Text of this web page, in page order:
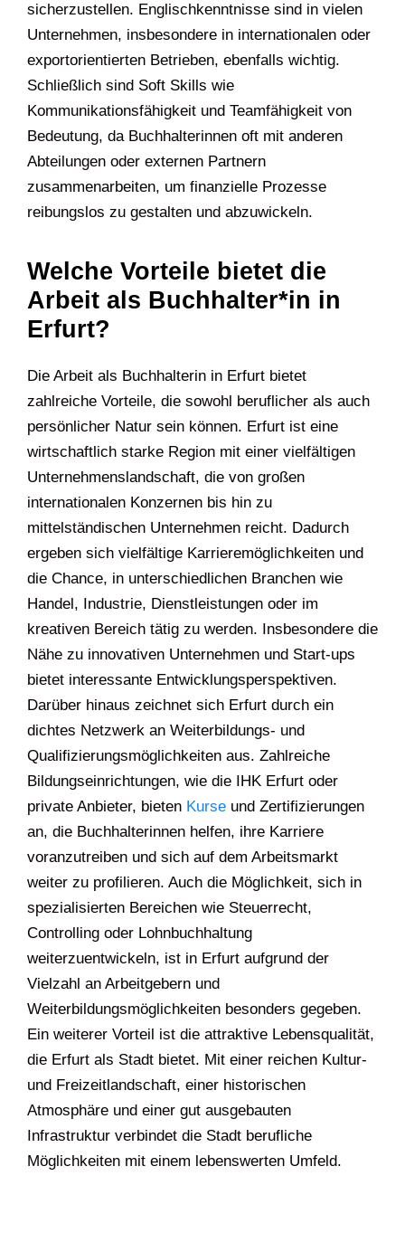
sicherzustellen. Englischkenntnisse sind in vielen
Unternehmen, insbesondere in internationalen oder
exportorientierten Betrieben, ebenfalls wichtig.
Schließlich sind Soft Skills wie
Kommunikationsfähigkeit und Teamfähigkeit von
Bedeutung, da Buchhalterinnen oft mit anderen
Abteilungen oder externen Partnern
zusammenarbeiten, um finanzielle Prozesse
reibungslos zu gestalten und abzuwickeln.
Welche Vorteile bietet die
Arbeit als Buchhalter*in in
Erfurt?
Die Arbeit als Buchhalterin in Erfurt bietet
zahlreiche Vorteile, die sowohl beruflicher als auch
persönlicher Natur sein können. Erfurt ist eine
wirtschaftlich starke Region mit einer vielfältigen
Unternehmenslandschaft, die von großen
internationalen Konzernen bis hin zu
mittelständischen Unternehmen reicht. Dadurch
ergeben sich vielfältige Karrieremöglichkeiten und
die Chance, in unterschiedlichen Branchen wie
Handel, Industrie, Dienstleistungen oder im
kreativen Bereich tätig zu werden. Insbesondere die
Nähe zu innovativen Unternehmen und Start-ups
bietet interessante Entwicklungsperspektiven.
Darüber hinaus zeichnet sich Erfurt durch ein
dichtes Netzwerk an Weiterbildungs- und
Qualifizierungsmöglichkeiten aus. Zahlreiche
Bildungseinrichtungen, wie die IHK Erfurt oder
private Anbieter, bieten Kurse und Zertifizierungen
an, die Buchhalterinnen helfen, ihre Karriere
voranzutreiben und sich auf dem Arbeitsmarkt
weiter zu profilieren. Auch die Möglichkeit, sich in
spezialisierten Bereichen wie Steuerrecht,
Controlling oder Lohnbuchhaltung
weiterzuentwickeln, ist in Erfurt aufgrund der
Vielzahl an Arbeitgebern und
Weiterbildungsmöglichkeiten besonders gegeben.
Ein weiterer Vorteil ist die attraktive Lebensqualität,
die Erfurt als Stadt bietet. Mit einer reichen Kultur-
und Freizeitlandschaft, einer historischen
Atmosphäre und einer gut ausgebauten
Infrastruktur verbindet die Stadt berufliche
Möglichkeiten mit einem lebenswerten Umfeld.